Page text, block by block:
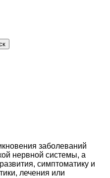
заболеваний
нервной системы, а
симптоматику и
лечения или